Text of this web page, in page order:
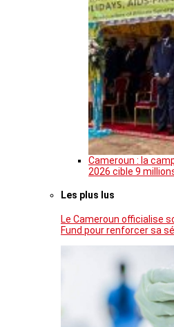
Cameroun : la
2026 cible 9
Les plus lus
Le Cameroun officialise
Fund pour renforcer sa